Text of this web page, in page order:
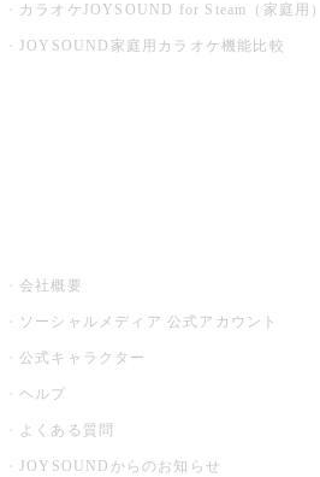
カラオケJOYSOUND for Steam（家庭用）
JOYSOUND家庭用カラオケ機能比較
会社概要
ソーシャルメディア 公式アカウント
公式キャラクター
ヘルプ
よくある質問
JOYSOUNDからのお知らせ